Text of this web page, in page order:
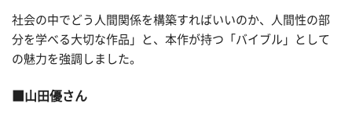
社会の中でどう人間関係を構築すればいいのか、人間性の部
分を学べる大切な作品」と、本作が持つ「バイブル」として
の魅力を強調しました。
山田優さん